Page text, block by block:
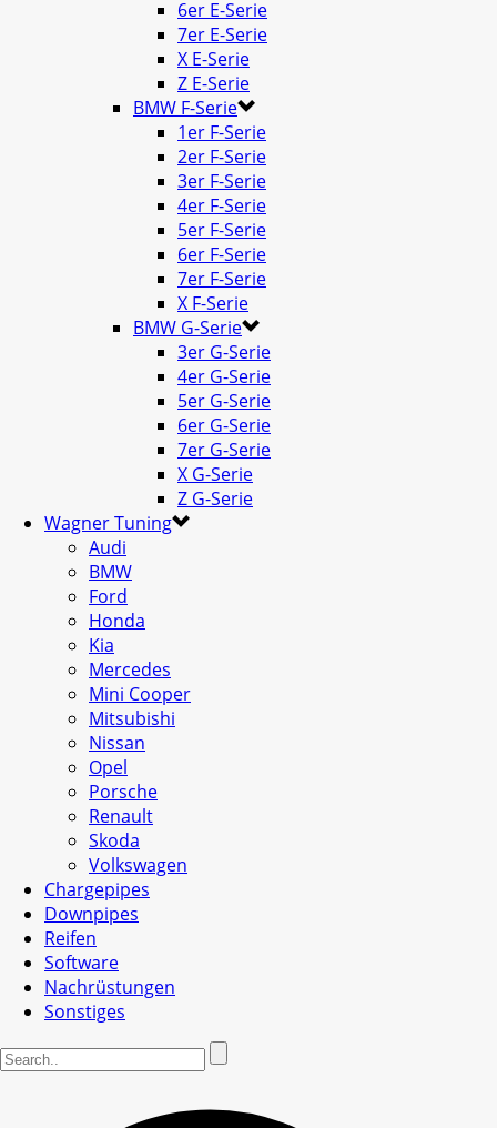
6er E-Serie
7er E-Serie
X E-Serie
Z E-Serie
BMW F-Serie
1er F-Serie
2er F-Serie
3er F-Serie
4er F-Serie
5er F-Serie
6er F-Serie
7er F-Serie
X F-Serie
BMW G-Serie
3er G-Serie
4er G-Serie
5er G-Serie
6er G-Serie
7er G-Serie
X G-Serie
Z G-Serie
Wagner Tuning
Audi
BMW
Ford
Honda
Kia
Mercedes
Mini Cooper
Mitsubishi
Nissan
Opel
Porsche
Renault
Skoda
Volkswagen
Chargepipes
Downpipes
Reifen
Software
Nachrüstungen
Sonstiges